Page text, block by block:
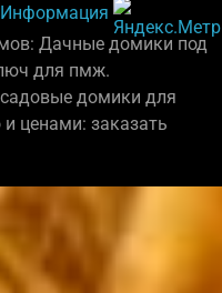
Информация
Дачные домики под
для пмж.
домики для
ценами: заказать